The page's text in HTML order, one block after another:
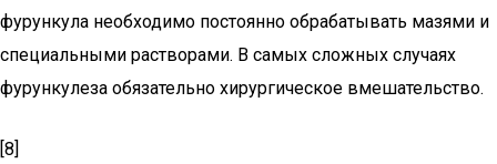
фурункула необходимо постоянно обрабатывать мазями и
специальными растворами. В самых сложных случаях
фурункулеза обязательно хирургическое вмешательство.
[8]